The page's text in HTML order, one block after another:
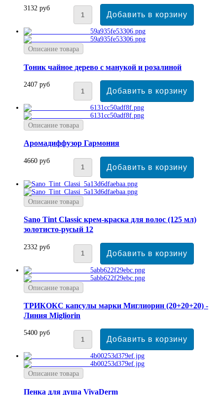
3132 руб
Описание товара
Тоник чайное дерево с манукой и розалиной
2407 руб
Описание товара
Аромадиффузор Гармония
4660 руб
Описание товара
Sano Tint Classic крем-краска для волос (125 мл)
золотисто-русый 12
2332 руб
Описание товара
ТРИКОКС капсулы марки Миглиорин (20+20+20) -
Линия Migliorin
5400 руб
Описание товара
Пенка для душа VivaDerm